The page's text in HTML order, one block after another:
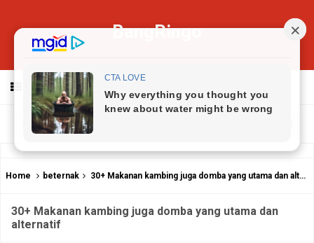
BangRingo
MENU
Home beternak 30+ Makanan kambing juga domba yang utama dan alternatif
30+ Makanan kambing juga domba yang utama dan
alternatif